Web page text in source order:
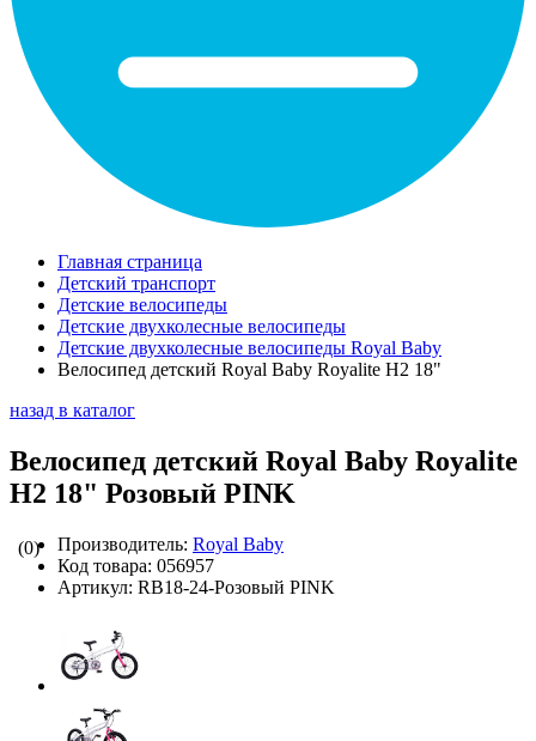
Главная страница
Детский транспорт
Детские велосипеды
Детские двухколесные велосипеды
Детские двухколесные велосипеды Royal Baby
Велосипед детский Royal Baby Royalite H2 18"
назад в каталог
Велосипед детский Royal Baby Royalite
H2 18" Розовый PINK
(0) Производитель: Royal Baby
Код товара: 056957
Артикул: RB18-24-Розовый PINK